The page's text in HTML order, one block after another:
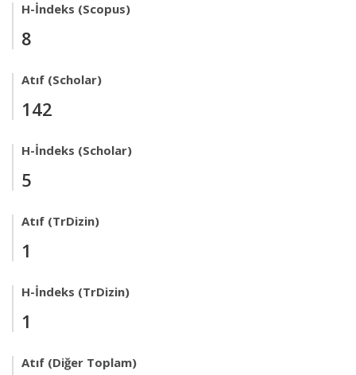
H-İndeks (Scopus)
8
Atıf (Scholar)
142
H-İndeks (Scholar)
5
Atıf (TrDizin)
1
H-İndeks (TrDizin)
1
Atıf (Diğer Toplam)